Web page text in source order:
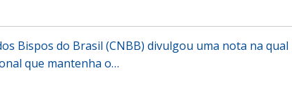
Bispos do Brasil (CNBB) divulgou uma nota na qual
que mantenha o…